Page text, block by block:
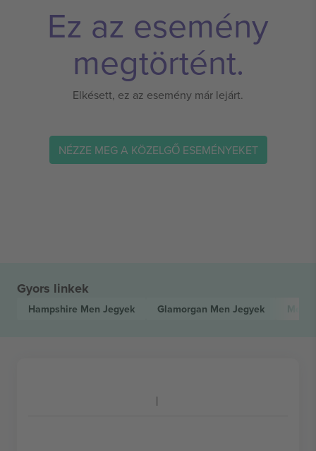
Ez az esemény
megtörtént.
Elkésett, ez az esemény már lejárt.
NÉZZE MEG A KÖZELGŐ ESEMÉNYEKET
Gyors linkek
Hampshire Men Jegyek Glamorgan Men Jegyek